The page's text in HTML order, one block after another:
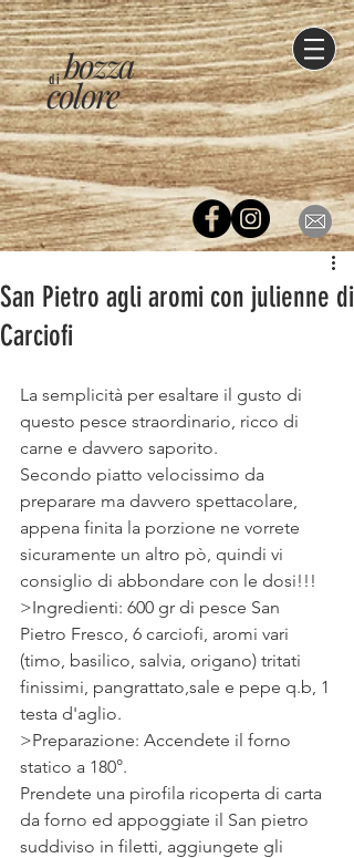
di
colore
bozza
San Pietro agli aromi con julienne di
Carciofi
La semplicità per esaltare il gusto di
questo pesce straordinario, ricco di
carne e davvero saporito.
Secondo piatto velocissimo da
preparare ma davvero spettacolare,
appena finita la porzione ne vorrete
sicuramente un altro pò, quindi vi
consiglio di abbondare con le dosi!!!
>Ingredienti: 600 gr di pesce San
Pietro Fresco, 6 carciofi, aromi vari
(timo, basilico, salvia, origano) tritati
finissimi, pangrattato,sale e pepe q.b, 1
testa d'aglio.
>Preparazione: Accendete il forno
statico a 180°.
Prendete una pirofila ricoperta di carta
da forno ed appoggiate il San pietro
suddiviso in filetti, aggiungete gli